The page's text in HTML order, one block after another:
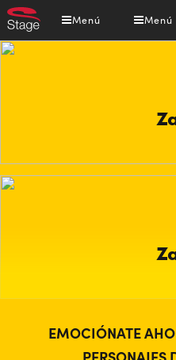
Pasar
al
contenido
Menú Menú
EMOCIÓNATE